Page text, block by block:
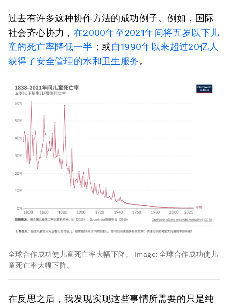
过去有许多这种协作方法的成功例子。例如，国际
社会齐心协力， 在2000年至2021年间将五岁以下儿
童的死亡率降低一半 ；或自1990年以来超过20亿人
获得了安全管理的水和卫生服务。
全球合作成功使儿童死亡率大幅下降。 Image:全球合作成功使儿
童死亡率大幅下降。
在反思之后，我发现实现这些事情所需要的只是纯